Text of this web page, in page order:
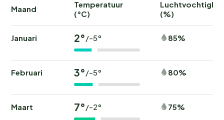
Maand
Temperatuur
(°C)
(%)
Januari 2°/-5° 85%
Februari 3°/-5° 80%
Maart 7°/-2° 75%